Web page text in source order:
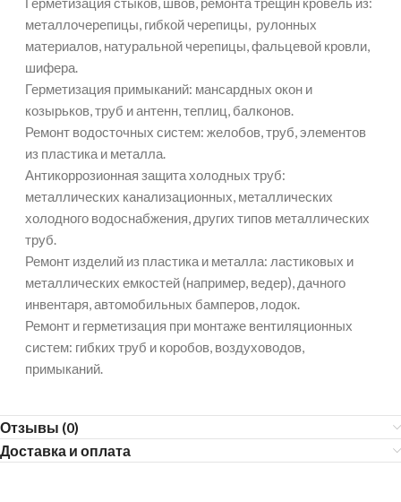
металлочерепицы, гибкой черепицы, рулонных
материалов, натуральной черепицы, фальцевой кровли,
шифера.
Герметизация примыканий: мансардных окон и
козырьков, труб и антенн, теплиц, балконов.
Ремонт водосточных систем: желобов, труб, элементов
из пластика и металла.
Антикоррозионная защита холодных труб:
металлических канализационных, металлических
холодного водоснабжения, других типов металлических
труб.
Ремонт изделий из пластика и металла: ластиковых и
металлических емкостей (например, ведер), дачного
инвентаря, автомобильных бамперов, лодок.
Ремонт и герметизация при монтаже вентиляционных
систем: гибких труб и коробов, воздуховодов,
примыканий.
Отзывы (0)
Доставка и оплата